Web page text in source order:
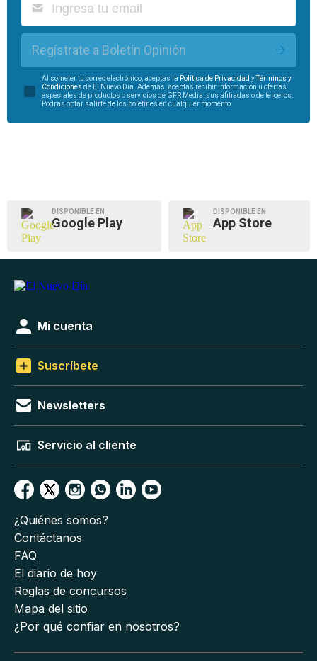
Regístrate a Boletín Opinión
Al someter tu correo electrónico, aceptas la Política de Privacidad yTérminos y
Condiciones de El Nuevo Día. Además, aceptas recibir información u ofertas
especiales de productos o servicios de GFR Media, sus afiliadas o de terceros.
Podrás optar salirte de los boletines en cualquier momento.
DISPONIBLE EN
Google Play
DISPONIBLE EN
App Store
Mi cuenta
Suscríbete
Newsletters
Servicio al cliente
¿Quiénes somos?
Contáctanos
FAQ
El diario de hoy
Reglas de concursos
Mapa del sitio
¿Por qué confiar en nosotros?